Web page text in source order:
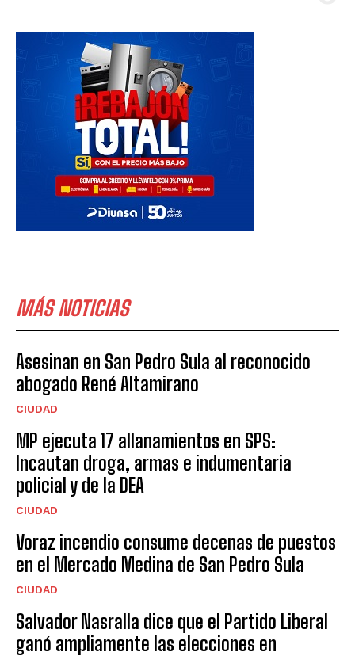
MÁS NOTICIAS
Asesinan en San Pedro Sula al reconocido
abogado René Altamirano
CIUDAD
MP ejecuta 17 allanamientos en SPS:
Incautan droga, armas e indumentaria
policial y de la DEA
CIUDAD
Voraz incendio consume decenas de puestos
en el Mercado Medina de San Pedro Sula
CIUDAD
Salvador Nasralla dice que el Partido Liberal
ganó ampliamente las elecciones en